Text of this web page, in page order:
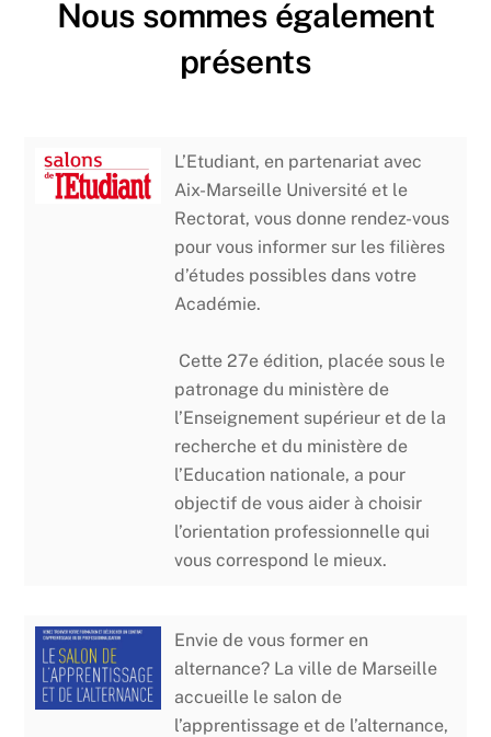
Nous sommes également
présents
L’Etudiant, en partenariat avec
Aix-Marseille Université et le
Rectorat, vous donne rendez-vous
pour vous informer sur les filières
d’études possibles dans votre
Académie.
Cette 27e édition, placée sous le
patronage du ministère de
l’Enseignement supérieur et de la
recherche et du ministère de
l’Education nationale, a pour
objectif de vous aider à choisir
l’orientation professionnelle qui
vous correspond le mieux.
Envie de vous former en
alternance? La ville de Marseille
accueille le salon de
l’apprentissage et de l’alternance,